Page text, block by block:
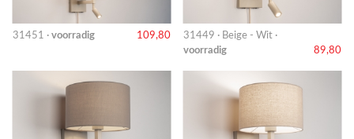
31451 · voorradig 109,80
31449 · Beige - Wit ·
voorradig
89,80